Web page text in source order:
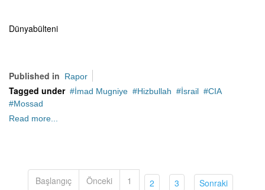
Dünyabülteni
Published in Rapor
Tagged under İmad Mugniye Hizbullah İsrail
CIA
Mossad
Read more...
Başlangıç Önceki 1 2(current)
3(current)Sonraki(current)